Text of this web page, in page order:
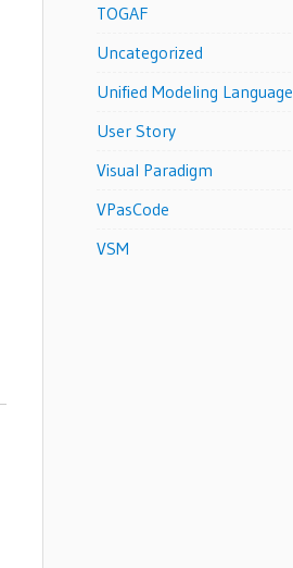
TOGAF
Uncategorized
Unified Modeling Language
User Story
Visual Paradigm
VPasCode
VSM